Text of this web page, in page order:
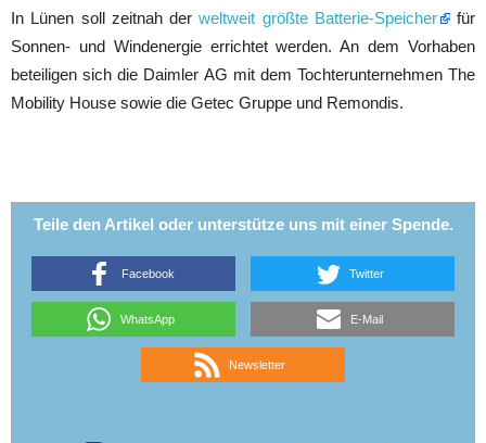
In Lünen soll zeitnah derweltweit größte Batterie-Speicher
für
Sonnen- und Windenergie errichtet werden. An dem Vorhaben
beteiligen sich die Daimler AG mit dem Tochterunternehmen The
Mobility House sowie die Getec Gruppe und Remondis.
Teile den Artikel oder unterstütze uns mit einer Spende.
Facebook Twitter
WhatsApp E-Mail
Newsletter